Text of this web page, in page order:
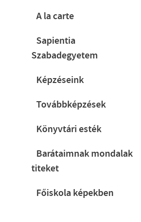
A la carte
Sapientia
Szabadegyetem
Képzéseink
Továbbképzések
Könyvtári esték
Barátaimnak mondalak
titeket
Főiskola képekben